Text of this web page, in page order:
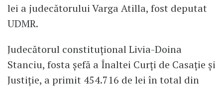
lei a judecătorului Varga Atilla, fost deputat
UDMR.
Judecătorul constituțional Livia-Doina
Stanciu, fosta șefă a Înaltei Curți de Casație și
Justiție, a primit 454.716 de lei în total din